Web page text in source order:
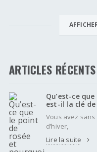
ARTICLES RÉCENTS
Qu’est-ce
est-il la clé de
Vous avez
d’hiver,
Lire la suite